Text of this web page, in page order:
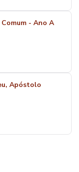
- Ano A
Apóstolo